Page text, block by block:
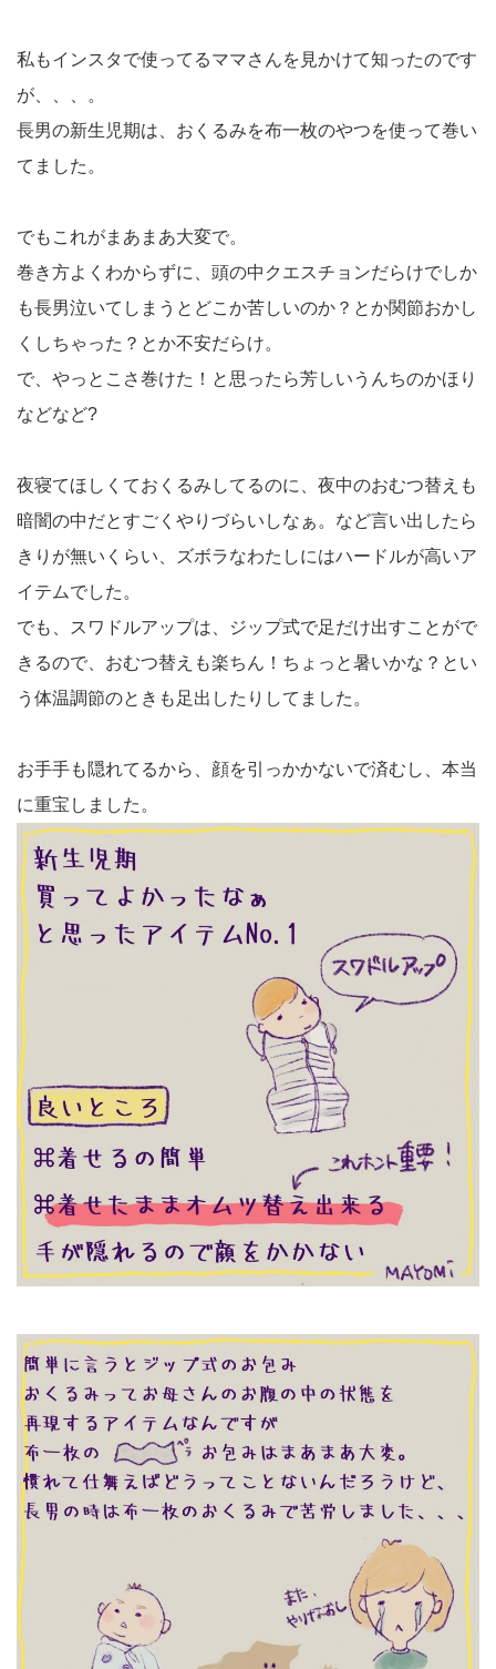
私もインスタで使ってるママさんを見かけて知ったのです
が、、、。
長男の新生児期は、おくるみを布一枚のやつを使って巻い
てました。
でもこれがまあまあ大変で。
巻き方よくわからずに、頭の中クエスチョンだらけでしか
も長男泣いてしまうとどこか苦しいのか？とか関節おかし
くしちゃった？とか不安だらけ。
で、やっとこさ巻けた！と思ったら芳しいうんちのかほり
などなど?
夜寝てほしくておくるみしてるのに、夜中のおむつ替えも
暗闇の中だとすごくやりづらいしなぁ。など言い出したら
きりが無いくらい、ズボラなわたしにはハードルが高いア
イテムでした。
でも、スワドルアップは、ジップ式で足だけ出すことがで
きるので、おむつ替えも楽ちん！ちょっと暑いかな？とい
う体温調節のときも足出したりしてました。
お手手も隠れてるから、顔を引っかかないで済むし、本当
に重宝しました。